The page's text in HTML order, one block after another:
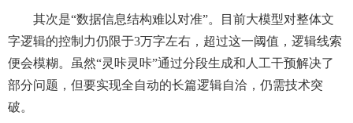
其次是“数据信息结构难以对准”。目前大模型对整体文
字逻辑的控制力仍限于3万字左右，超过这一阈值，逻辑线索
便会模糊。虽然“灵咔灵咔”通过分段生成和人工干预解决了
部分问题，但要实现全自动的长篇逻辑自洽，仍需技术突
破。